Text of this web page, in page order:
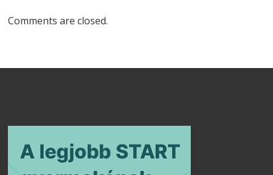
Comments are closed.